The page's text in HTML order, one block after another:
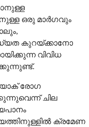
ഒരു മാർഗവും
കുറയ്ക്കാനോ
വിവിധ
രോഗ
ചില
ക്രമേണ